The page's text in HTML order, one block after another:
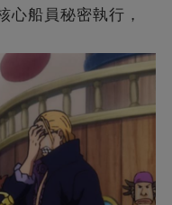
心船員秘密執行，